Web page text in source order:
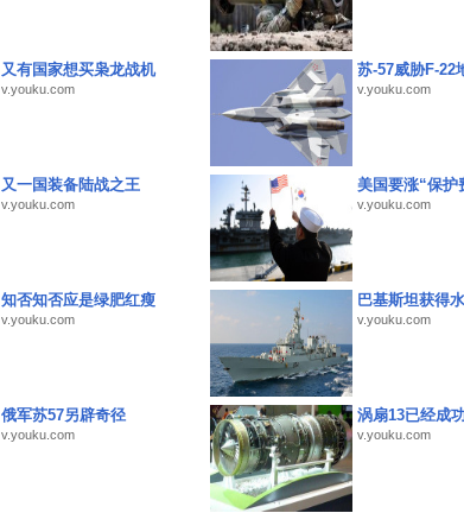
又有国家想买枭龙战机
v.youku.com
苏-57威胁F-22
v.youku.com
又一国装备陆战之王
v.youku.com
美国要涨“保护
v.youku.com
知否知否应是绿肥红瘦
v.youku.com
巴基斯坦获得
v.youku.com
俄军苏57另辟奇径
v.youku.com
涡扇13已经成
v.youku.com